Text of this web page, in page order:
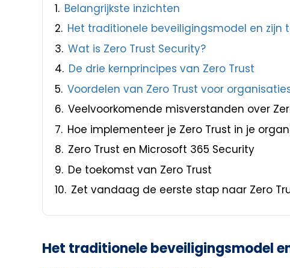
Belangrijkste inzichten
Het traditionele beveiligingsmodel en zijn
Wat is Zero Trust Security?
De drie kernprincipes van Zero Trust
Voordelen van Zero Trust voor
Veelvoorkomende misverstanden over
Hoe implementeer je Zero Trust in je
Zero Trust en Microsoft 365 Security
De toekomst van Zero Trust
Zet vandaag de eerste stap naar Zero
Het traditionele beveiligingsmodel